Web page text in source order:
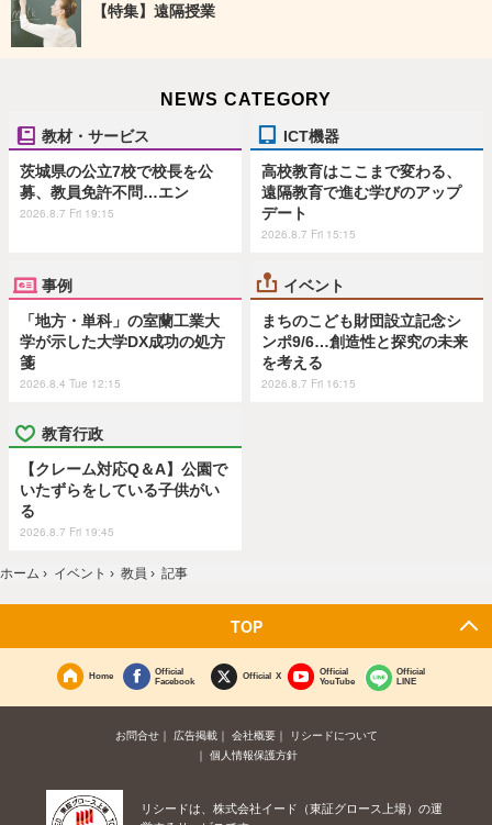
【特集】遠隔授業
NEWS CATEGORY
教材・サービス
茨城県の公立7校で校長を公
募、教員免許不問…エン
2026.8.7 Fri 19:15
ICT機器
高校教育はここまで変わる、
遠隔教育で進む学びのアップ
デート
2026.8.7 Fri 15:15
事例
「地方・単科」の室蘭工業大
学が示した大学DX成功の処方
箋
2026.8.4 Tue 12:15
イベント
まちのこども財団設立記念シ
ンポ9/6…創造性と探究の未来
を考える
2026.8.7 Fri 16:15
教育行政
【クレーム対応Q＆A】公園で
いたずらをしている子供がい
る
2026.8.7 Fri 19:45
ホーム › イベント › 教員 › 記事
TOP
Home
Official
Facebook
Official X
Official
YouTube
Official
LINE
お問合せ 広告掲載 会社概要
リシードについて
個人情報保護方針
リシードは、株式会社イード（東証グロース上場）の運